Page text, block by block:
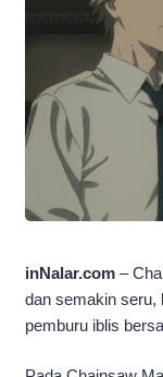
inNalar.com –
dan semakin seru,
pemburu iblis